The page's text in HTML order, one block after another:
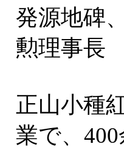
発源地碑
勲理事長
正山小種
業で、